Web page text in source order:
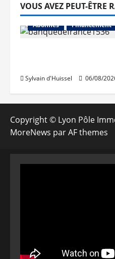
VOUS AVEZ PEUT-ÊTRE
Abonnés Financement
Sylvain d'Huissel 06/08/
Copyright © Lyon Pôle
MoreNews par AF themes